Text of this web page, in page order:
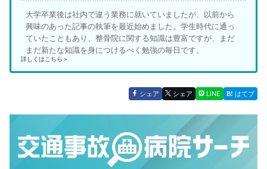
らクリニックを開院。
所属情報
池尻大橋せらクリニック 院長
公衆衛生学修士
International Olympic Committee Diploma in Sports
Medicine
日本スポーツ協会公認スポーツドクター
日本医師会認定健康スポーツ医
大学卒業後は社内で違う業務に就いていましたが、以前から
興味のあった記事の執筆を最近始めました。学生時代に通っ
ていたこともあり、整骨院に関する知識は豊富ですが、まだ
まだ新たな知識を身につけるべく勉強の毎日です。
詳しくはこちら＞
シェア シェア LINE はてブ